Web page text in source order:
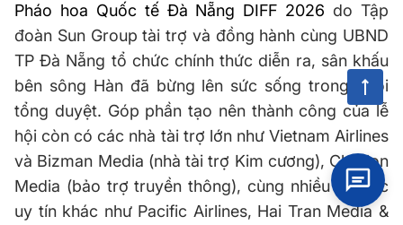
Pháo hoa Quốc tế Đà Nẵng DIFF 2026 do Tập
đoàn Sun Group tài trợ và đồng hành cùng UBND
TP Đà Nẵng tổ chức chính thức diễn ra, sân khấu
bên sông Hàn đã bừng lên sức sống trong buổi
tổng duyệt. Góp phần tạo nên thành công của lễ
hội còn có các nhà tài trợ lớn như Vietnam Airlines
và Bizman Media (nhà tài trợ Kim cương), Chicilon
Media (bảo trợ truyền thông), cùng nhiều đối tác
uy tín khác như Pacific Airlines, Hai Tran Media &